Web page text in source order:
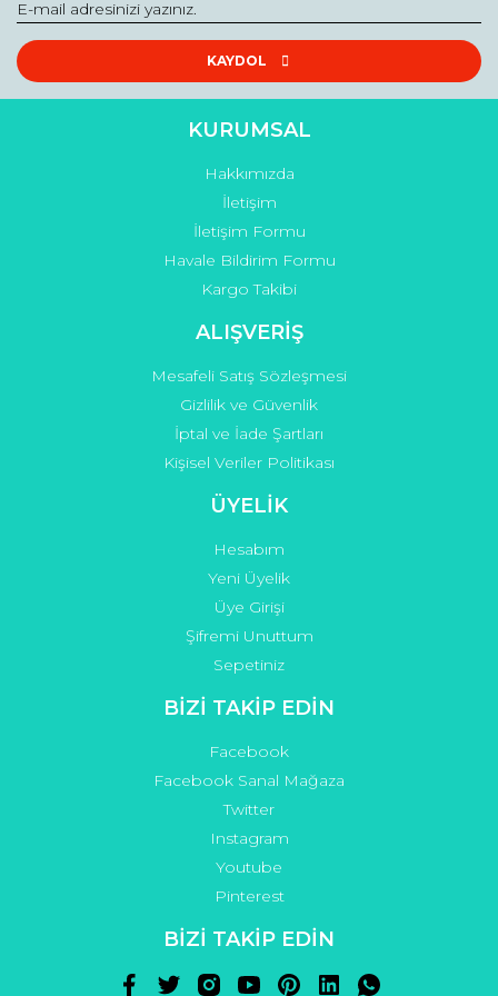
Ürün resmi kalitesiz, bozuk veya görüntülenemiyor.
Ürün açıklamasında eksik bilgiler bulunuyor.
Ürün fiyatı diğer sitelerden daha pahalı.
Gönder
KAYDOL
KURUMSAL
Hakkımızda
İletişim
İletişim Formu
Havale Bildirim Formu
Kargo Takibi
ALIŞVERİŞ
Mesafeli Satış Sözleşmesi
Gizlilik ve Güvenlik
İptal ve İade Şartları
Kişisel Veriler Politikası
ÜYELİK
Hesabım
Yeni Üyelik
Üye Girişi
Şifremi Unuttum
Sepetiniz
BİZİ TAKİP EDİN
Facebook
Facebook Sanal Mağaza
Twitter
Instagram
Youtube
Pinterest
BİZİ TAKİP EDİN